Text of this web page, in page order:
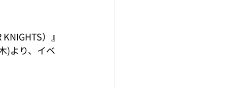
）』
)より、イベ